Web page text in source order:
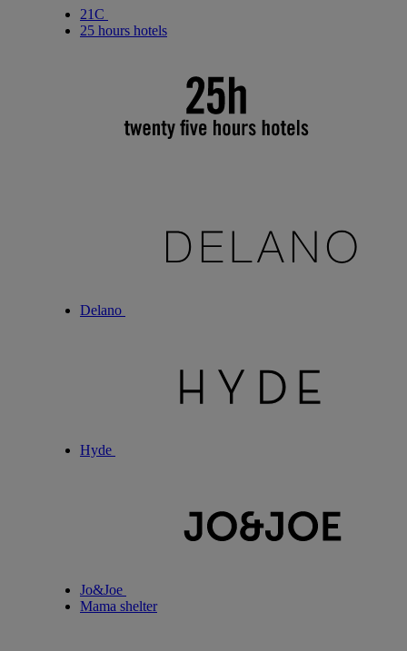
21C
25 hours hotels
Delano
Hyde
Jo&Joe
Mama shelter